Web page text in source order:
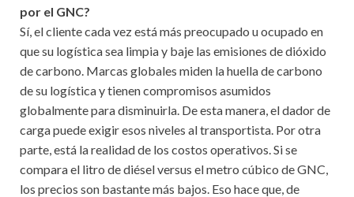
por el GNC?
Sí, el cliente cada vez está más preocupado u ocupado en
que su logística sea limpia y baje las emisiones de dióxido
de carbono. Marcas globales miden la huella de carbono
de su logística y tienen compromisos asumidos
globalmente para disminuirla. De esta manera, el dador de
carga puede exigir esos niveles al transportista. Por otra
parte, está la realidad de los costos operativos. Si se
compara el litro de diésel versus el metro cúbico de GNC,
los precios son bastante más bajos. Eso hace que, de